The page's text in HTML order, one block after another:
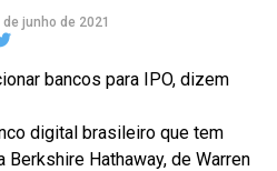
de junho de 2021
digital brasileiro que tem
Hathaway, de Warren